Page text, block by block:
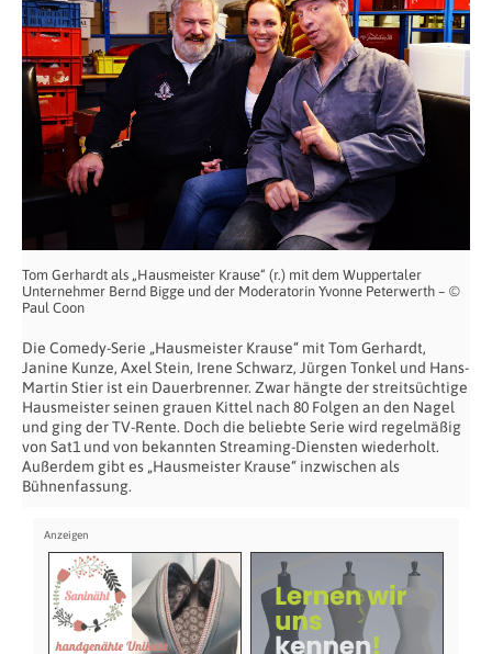
Tom Gerhardt als „Hausmeister Krause“ (r.) mit dem Wuppertaler
Unternehmer Bernd Bigge und der Moderatorin Yvonne Peterwerth – ©
Paul Coon
Die Comedy-Serie „Hausmeister Krause“ mit Tom Gerhardt,
Janine Kunze, Axel Stein, Irene Schwarz, Jürgen Tonkel und Hans-
Martin Stier ist ein Dauerbrenner. Zwar hängte der streitsüchtige
Hausmeister seinen grauen Kittel nach 80 Folgen an den Nagel
und ging der TV-Rente. Doch die beliebte Serie wird regelmäßig
von Sat1 und von bekannten Streaming-Diensten wiederholt.
Außerdem gibt es „Hausmeister Krause“ inzwischen als
Bühnenfassung.